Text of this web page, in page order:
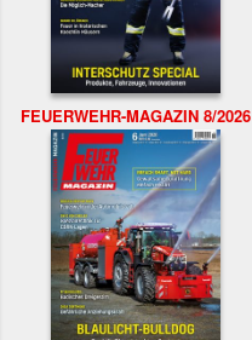
FEUERWEHR-MAGAZIN 8/2026